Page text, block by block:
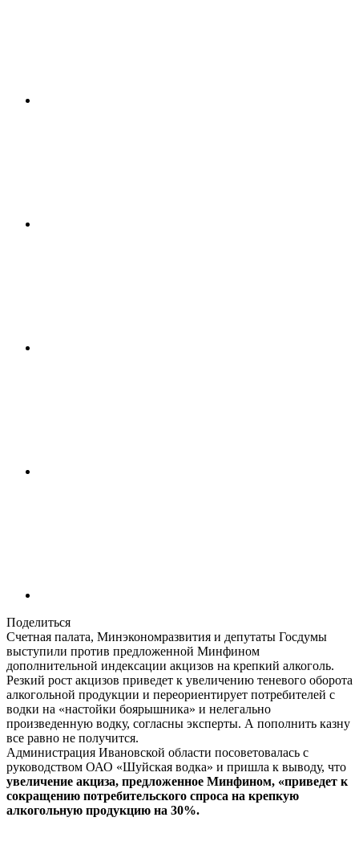
Поделиться
Счетная палата, Минэкономразвития и депутаты Госдумы
выступили против предложенной Минфином
дополнительной индексации акцизов на крепкий алкоголь.
Резкий рост акцизов приведет к увеличению теневого оборота
алкогольной продукции и переориентирует потребителей с
водки на «настойки боярышника» и нелегально
произведенную водку, согласны эксперты. А пополнить казну
все равно не получится.
Администрация Ивановской области посоветовалась с
руководством ОАО «Шуйская водка» и пришла к выводу, что
увеличение акциза, предложенное Минфином, «приведет к
сокращению потребительского спроса на крепкую
алкогольную продукцию на 30%.